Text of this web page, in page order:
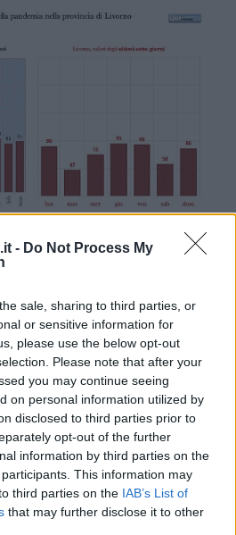
- Do Not Process My
sale, sharing to third parties, or
or sensitive information for
please use the below opt-out
Please note that after your
you may continue seeing
on personal information utilized by
disclosed to third parties prior to
opt-out of the further
information by third parties on the
participants. This information may
third parties on the IAB’s List of
that may further disclose it to other
Usl, di: donna di 89 anni, donna di
di 86 anni, uomo di 73 anni,
anni
86 nuovi casi positivi che portano il
a 13026.
LIVORNO: 33 casiCollesalvetti
49 casiCampiglia Marittima 4,
Marittimo 27, San Vincenzo 3,
Capoliveri 1, Marciana Marina 1,